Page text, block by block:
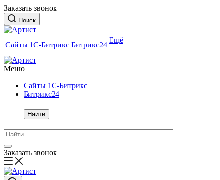
Заказать звонок
Поиск
Сайты 1С-Битрикс Битрикс24
Ещё
Меню
Сайты 1С-Битрикс
Битрикс24
Найти
Заказать звонок